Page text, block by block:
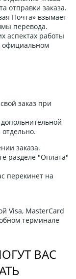
отправки заказа.
Почта» взымает
перевода.
аспектах работы
заказ при
заказа.
разделе "Оплата"
перекинет на
Visa, MasterCard
терминале
ВАС